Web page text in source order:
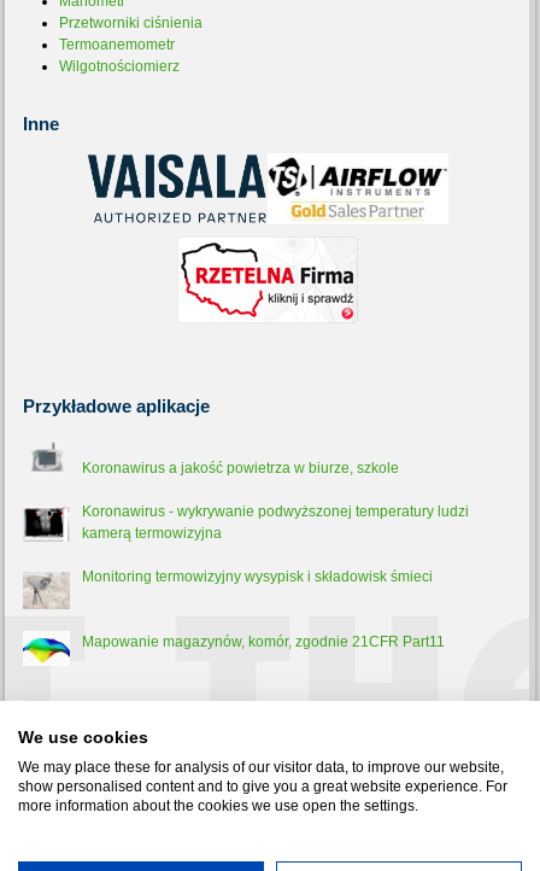
Przetworniki ciśnienia
Termoanemometr
Wilgotnościomierz
Inne
Przykładowe aplikacje
Koronawirus a jakość powietrza w biurze, szkole
Koronawirus - wykrywanie podwyższonej temperatury ludzi
kamerą termowizyjna
Monitoring termowizyjny wysypisk i składowisk śmieci
Mapowanie magazynów, komór, zgodnie 21CFR Part11
Pirometr - co to jest, jak działa i do czego służy?
Test-Therm Sp. z o.o. 30-009 Kraków, ul. Friedleina 4-6 tel.:
We use cookies
We may place these for analysis of our visitor data, to improve our website,
show personalised content and to give you a great website experience. For
more information about the cookies we use open the settings.